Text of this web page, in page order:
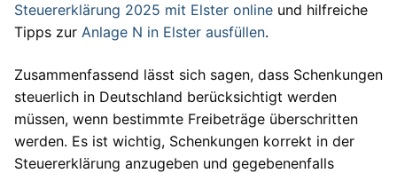
Steuererklärung 2025 mit Elster online und hilfreiche
Tipps zur Anlage N in Elster ausfüllen.
Zusammenfassend lässt sich sagen, dass Schenkungen
steuerlich in Deutschland berücksichtigt werden
müssen, wenn bestimmte Freibeträge überschritten
werden. Es ist wichtig, Schenkungen korrekt in der
Steuererklärung anzugeben und gegebenenfalls